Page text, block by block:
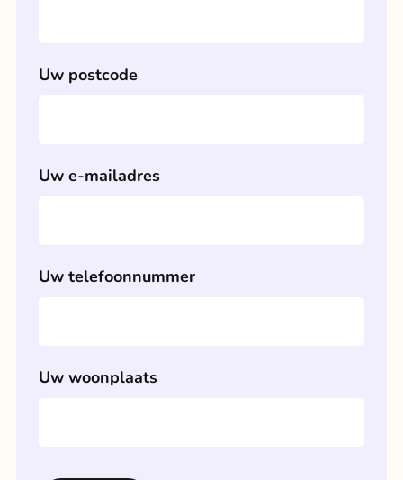
Uw postcode
Uw e-mailadres
Uw telefoonnummer
Uw woonplaats